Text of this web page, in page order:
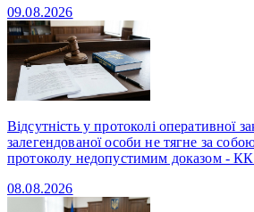
09.08.2026
Відсутність у протоколі оперативної
залегендованої особи не тягне за
протоколу недопустимим доказом -
08.08.2026